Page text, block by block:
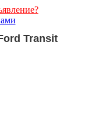
Transit